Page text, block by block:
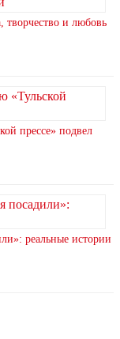
и любовь
прессе» подвел
реальные истории